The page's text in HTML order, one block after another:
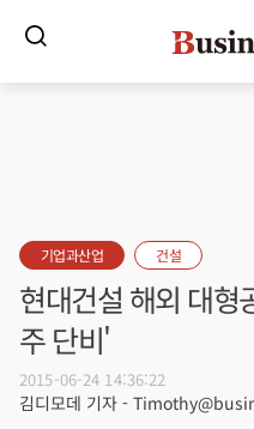
기업과산업 건설
현대건설 해외 대형
주 단비'
2015-06-24 14:36:22
김디모데 기자 -